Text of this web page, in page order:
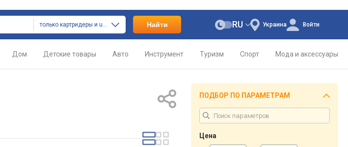
только картридеры и usb-хабы Найти Украина
RU Войти
Дом Детские товары Авто Инструмент Туризм Спорт Мода и аксессуары
ПОДБОР ПО ПАРАМЕТРАМ
Цена